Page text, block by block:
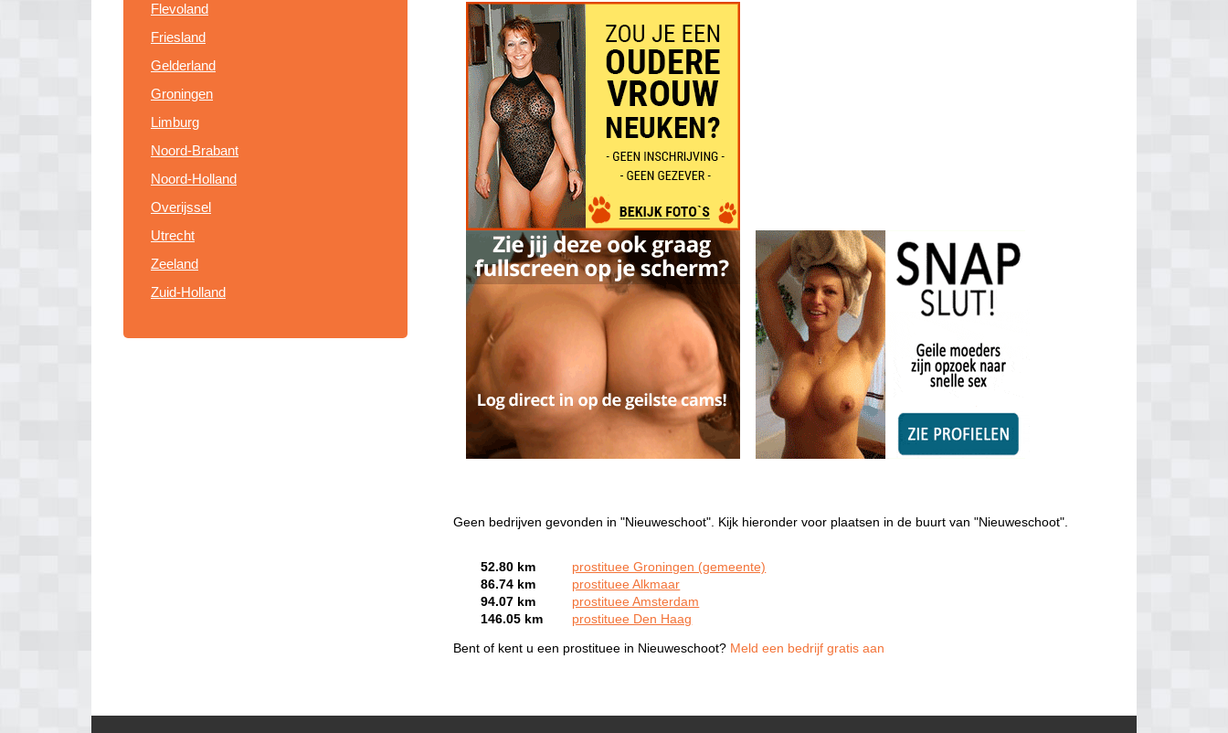
Flevoland
Friesland
Gelderland
Groningen
Limburg
Noord-Brabant
Noord-Holland
Overijssel
Utrecht
Zeeland
Zuid-Holland
Geen bedrijven gevonden in "Nieuweschoot". Kijk hieronder voor plaatsen in de buurt van "Nieuweschoot".
52.80 km
prostituee Groningen (gemeente)
86.74 km
prostituee Alkmaar
94.07 km
prostituee Amsterdam
146.05 km
prostituee Den Haag
Bent of kent u een prostituee in Nieuweschoot? Meld een bedrijf gratis aan